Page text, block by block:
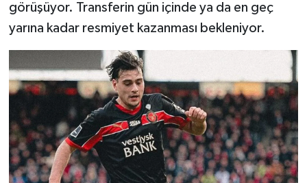
görüşüyor. Transferin gün içinde ya da en geç
yarına kadar resmiyet kazanması bekleniyor.
SPOR
SÜRMANŞET
Susurluk
TARİHTE BUGÜN
TEKNOLOJİ